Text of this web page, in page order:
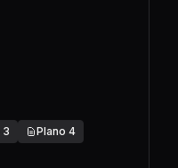
3 Plano 4